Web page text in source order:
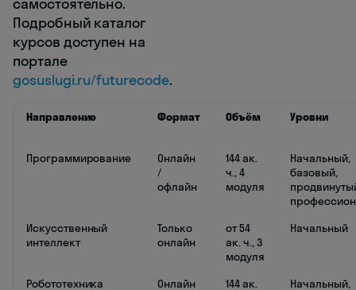
Подробный каталог
курсов доступен на
портале
gosuslugi.ru/futurecode.
Направление Формат Объём Уровни
Программирование
Онлайн
/
офлайн
144 ак.
ч., 4
модуля
Начальный,
базовый,
Искусственный
интеллект
Только
онлайн
от 54
ак. ч., 3
модуля
Начальный
Робототехника
Онлайн
144 ак.
Начальный,